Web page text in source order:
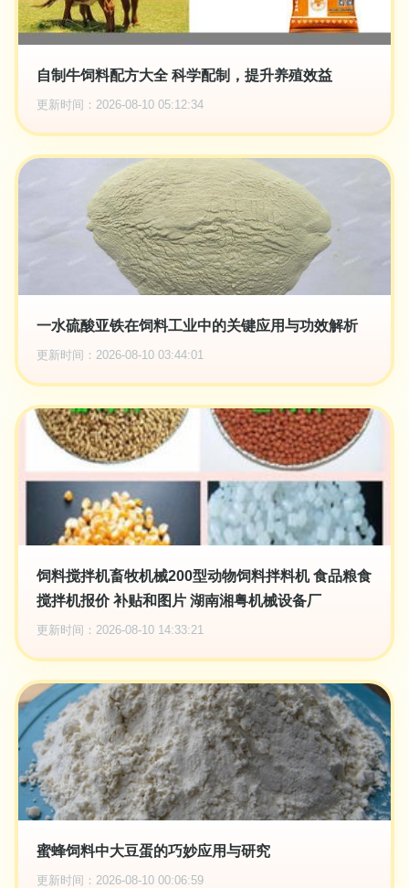
自制牛饲料配方大全 科学配制，提升养殖效益
更新时间：2026-08-10 05:12:34
一水硫酸亚铁在饲料工业中的关键应用与功效解析
更新时间：2026-08-10 03:44:01
饲料搅拌机畜牧机械200型动物饲料拌料机 食品粮食
搅拌机报价 补贴和图片 湖南湘粤机械设备厂
更新时间：2026-08-10 14:33:21
蜜蜂饲料中大豆蛋的巧妙应用与研究
更新时间：2026-08-10 00:06:59